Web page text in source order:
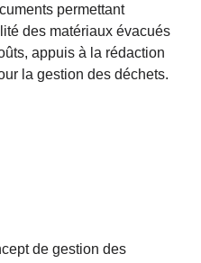
permettant
des matériaux évacués
appuis à la rédaction
la gestion des déchets.
de gestion des